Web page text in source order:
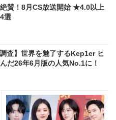
賛！8月CS放送開始 ★4.0以上
選
査】世界を魅了するKep1er ヒ
だ26年6月版の人気No.1に！